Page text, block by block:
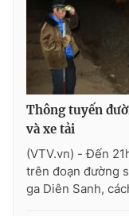
VTV Sức khoẻ
Thị trường 24h
VTV4
VTV9
Thông tuyến
và xe tải
(VTV.vn) - Đến
trên đoạn đường
ga Diên Sanh,